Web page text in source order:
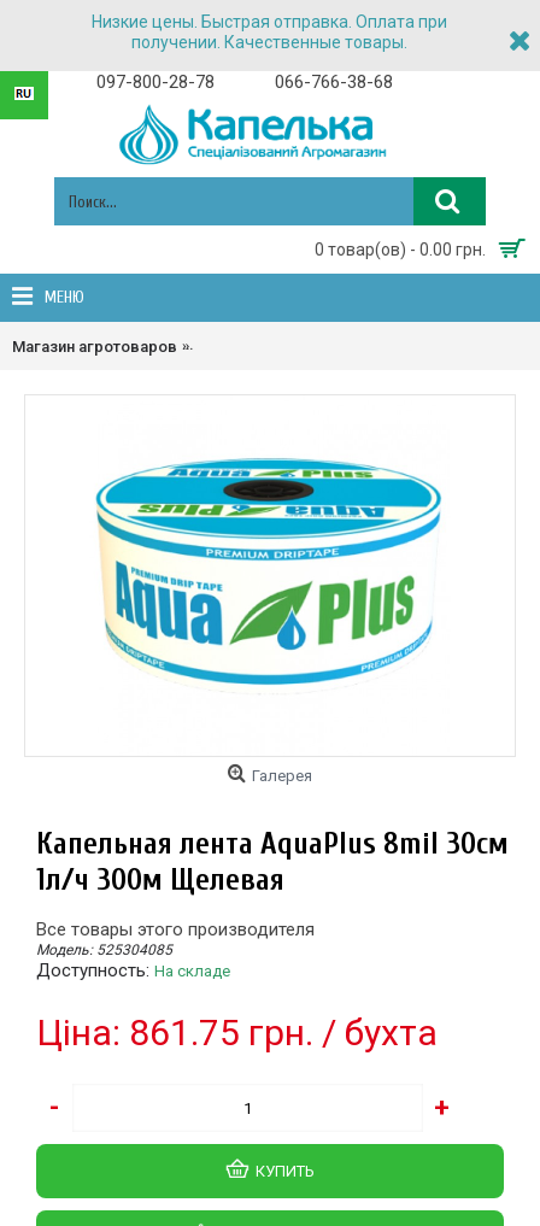
Низкие цены. Быстрая отправка. Оплата при
получении. Качественные товары.
097-800-28-78 066-766-38-68
0 товар(ов) - 0.00 грн.
МЕНЮ
Магазин агротоваров
Галерея
Капельная лента AquaPlus 8mil 30см
1л/ч 300м Щелевая
Все товары этого производителя
Модель: 525304085
Доступность: На складе
Цiна: 861.75 грн. / бухта
- +
КУПИТЬ